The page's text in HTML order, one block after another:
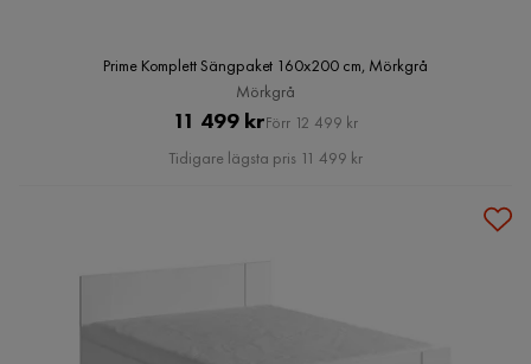
Prime Komplett Sängpaket 160x200 cm, Mörkgrå
Mörkgrå
Pris
11 499 krOriginal
Pris
Förr 12 499 kr
Tidigare lägsta pris 11 499 kr